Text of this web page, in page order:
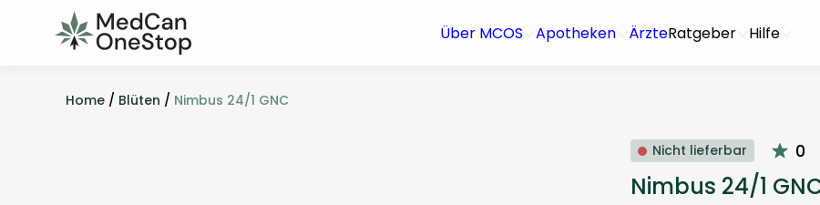
Über MCOS Apotheken ÄrzteRatgeber Hilfe
Home / Blüten / Nimbus 24/1 GNC
Nicht lieferbar 0
Nimbus 24/1